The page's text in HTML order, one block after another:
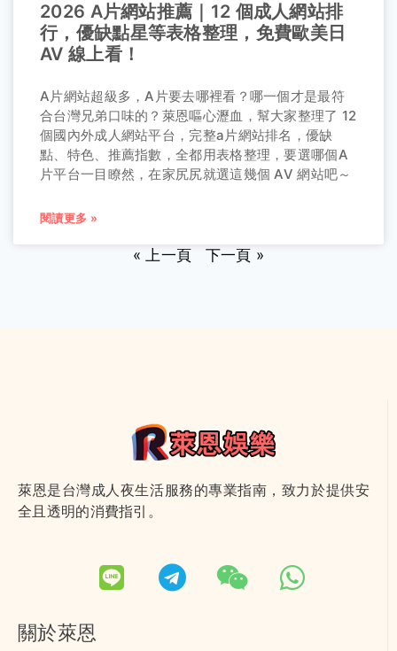
2026 A片網站推薦｜12 個成人網站排
行，優缺點星等表格整理，免費歐美日
AV 線上看！
A片網站超級多，A片要去哪裡看？哪一個才是最符
合台灣兄弟口味的？萊恩嘔心瀝血，幫大家整理了 12
個國內外成人網站平台，完整a片網站排名，優缺
點、特色、推薦指數，全都用表格整理，要選哪個A
片平台一目瞭然，在家尻尻就選這幾個 AV 網站吧～
閱讀更多 »
« 上一頁 下一頁 »
萊恩是台灣成人夜生活服務的專業指南，致力於提供安
全且透明的消費指引。
關於萊恩